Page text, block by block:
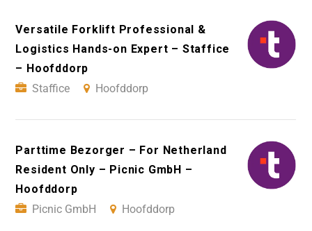
Versatile Forklift Professional &
Logistics Hands-on Expert – Staffice
– Hoofddorp
Staffice
Hoofddorp
Parttime Bezorger – For Netherland
Resident Only – Picnic GmbH –
Hoofddorp
Picnic GmbH
Hoofddorp